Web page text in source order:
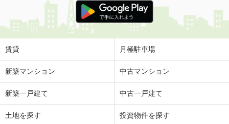
賃貸 月極駐車場
新築マンション 中古マンション
新築一戸建て 中古一戸建て
土地を探す 投資物件を探す